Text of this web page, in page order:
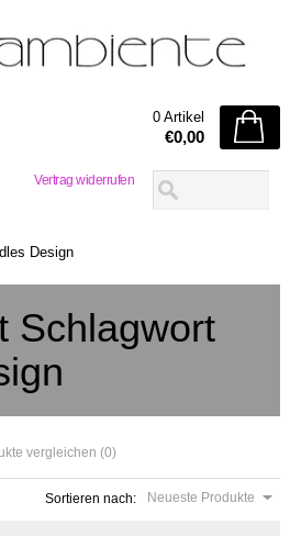
Vertrag widerrufen
0 Artikel
€0,00
Design
Schlagwort
vergleichen (0)
Sortieren nach: Neueste Produkte